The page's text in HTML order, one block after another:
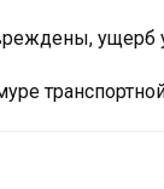
ущерб